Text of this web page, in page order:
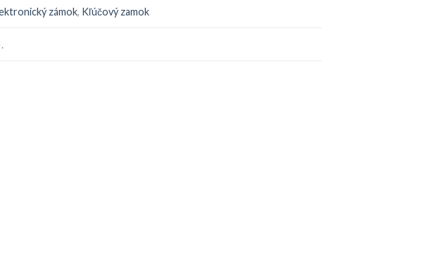
zámok, Kľúčový zamok